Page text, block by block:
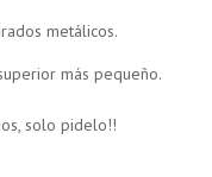
metálicos.
más pequeño.
solo pidelo!!